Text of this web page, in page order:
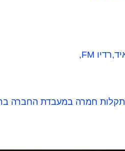
חמרה במעבדת החברה